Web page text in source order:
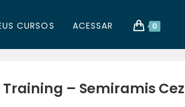
CURSOS ACESSAR 0
Training – Semiramis